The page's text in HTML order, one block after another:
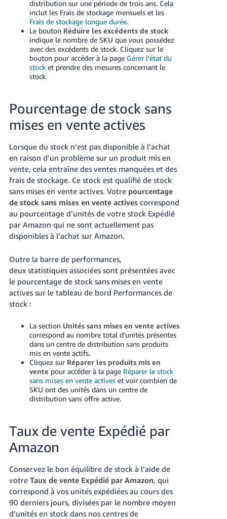
distribution sur une période de trois ans. Cela
inclut les Frais de stockage mensuels et les
Frais de stockage longue durée.
Le bouton Réduire les excédents de stock
indique le nombre de SKU que vous possédez
avec des excédents de stock. Cliquez sur le
bouton pour accéder à la page Gérer l’état du
stocket prendre des mesures concernant le
stock.
Pourcentage de stock sans
mises en vente actives
Lorsque du stock n’est pas disponible à l’achat
en raison d’un problème sur un produit mis en
vente, cela entraîne des ventes manquées et des
frais de stockage. Ce stock est qualifié de stock
sans mises en vente actives. Votre pourcentage
de stock sans mises en vente activescorrespond
au pourcentage d’unités de votre stock Expédié
par Amazon qui ne sont actuellement pas
disponibles à l’achat sur Amazon.
Outre la barre de performances,
deux statistiques associées sont présentées avec
le pourcentage de stock sans mises en vente
actives sur le tableau de bord Performances de
stock :
La section Unités sans mises en vente actives
correspond au nombre total d’unités présentes
dans un centre de distribution sans produits
mis en vente actifs.
Cliquez sur Réparer les produits mis en
vente pour accéder à la page Réparer le stock
sans mises en vente activeset voir combien de
SKU ont des unités dans un centre de
distribution sans offre active.
Taux de vente Expédié par
Amazon
Conservez le bon équilibre de stock à l’aide de
votre Taux de vente Expédié par Amazon, qui
correspond à vos unités expédiées au cours des
90 derniers jours, divisées par le nombre moyen
d’unités en stock dans nos centres de